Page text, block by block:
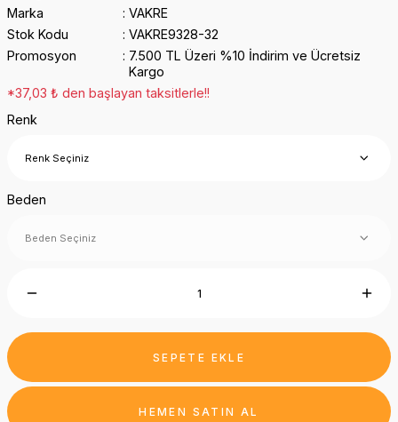
Marka
VAKRE
Stok Kodu
VAKRE9328-32
Promosyon
7.500 TL Üzeri %10 İndirim ve Ücretsiz
Kargo
*37,03 ₺ den başlayan taksitlerle!!
Renk
Beden
SEPETE EKLE
HEMEN SATIN AL